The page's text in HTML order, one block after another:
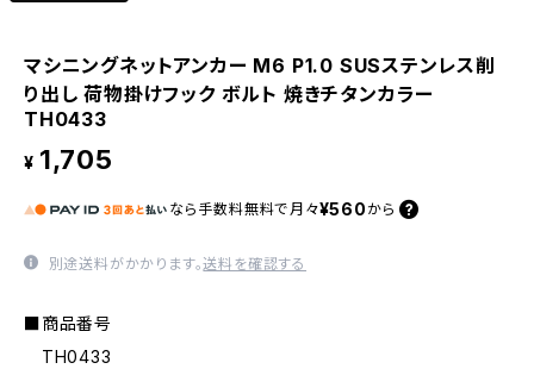
マシニングネットアンカー M6 P1.0 SUSステンレス削
り出し 荷物掛けフック ボルト 焼きチタンカラー
TH0433
¥ 1,705
なら 手数料無料で 月々¥560 から
別途送料がかかります。送料を確認する
■商品番号
TH0433